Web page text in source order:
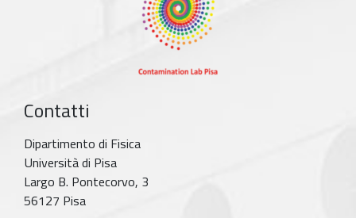
Contatti
Dipartimento di Fisica
Università di Pisa
Largo B. Pontecorvo, 3
56127 Pisa